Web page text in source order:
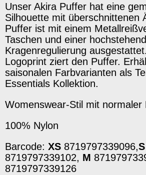
Unser Akira Puffer hat eine
Silhouette mit überschnittenen
Puffer ist mit einem
Taschen und einer
Kragenregulierung
Logoprint ziert den Puffer.
saisonalen Farbvarianten als
Essentials Kollektion.
Womenswear-Stil mit normaler
100% Nylon
Barcode: XS 8719797339096,S
8719797339102, M
8719797339126